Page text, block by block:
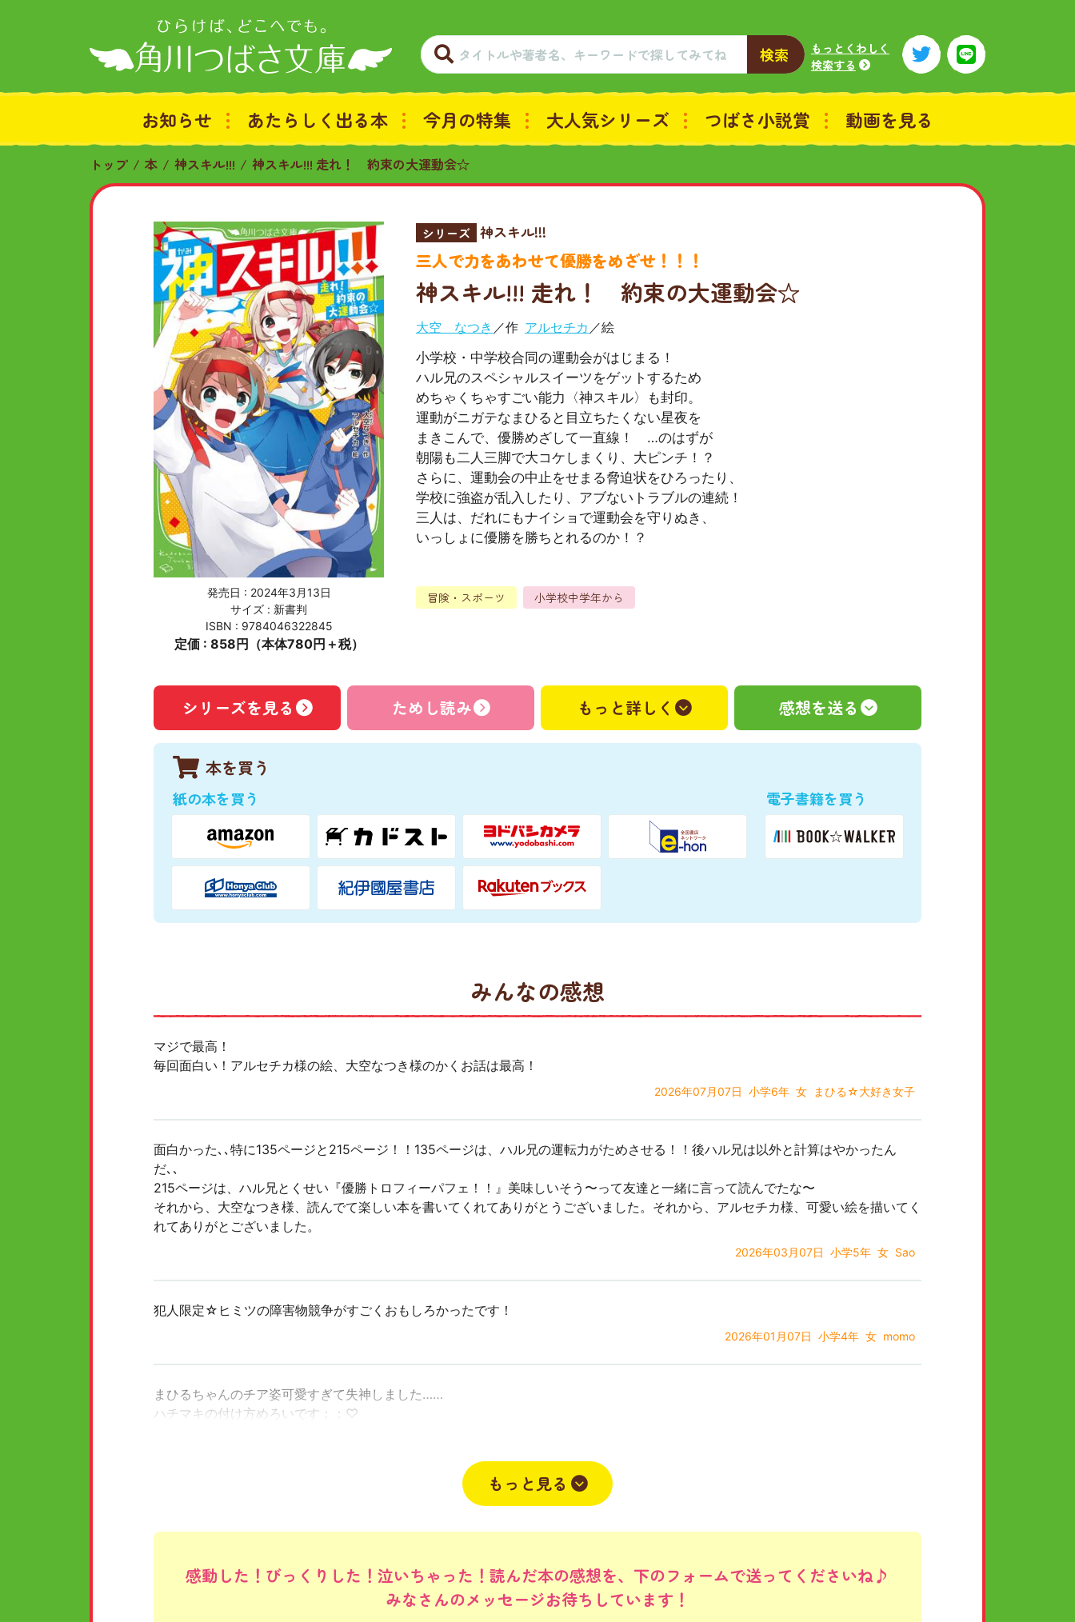
検索
もっとくわしく
検索する
お知らせ あたらしく出る本 今月の特集 大人気シリーズ つばさ小説賞 動画を見る
トップ 本 神スキル!!! 神スキル!!! 走れ！ 約束の大運動会☆
シリーズ 神スキル!!!
三人で力をあわせて優勝をめざせ！！！
神スキル!!! 走れ！ 約束の大運動会☆
大空 なつき ／作 アルセチカ ／絵
発売日 : 2024年3月13日
サイズ : 新書判
ISBN : 9784046322845
定価 : 858円（本体780円＋税）
小学校・中学校合同の運動会がはじまる！
ハル兄のスペシャルスイーツをゲットするため
めちゃくちゃすごい能力〈神スキル〉も封印。
運動がニガテなまひると目立ちたくない星夜を
まきこんで、優勝めざして一直線！ …のはずが
朝陽も二人三脚で大コケしまくり、大ピンチ！？
さらに、運動会の中止をせまる脅迫状をひろったり、
学校に強盗が乱入したり、アブないトラブルの連続！
三人は、だれにもナイショで運動会を守りぬき、
いっしょに優勝を勝ちとれるのか！？
冒険・スポーツ 小学校中学年から
シリーズを見る ためし読み もっと詳しく 感想を送る
本を買う
紙の本を買う 電子書籍を買う
みんなの感想
マジで最高！
毎回面白い！アルセチカ様の絵、大空なつき様のかくお話は最高！
2026年07月07日 小学6年 女 まひる☆大好き女子
面白かった､､特に135ページと215ページ！！135ページは、ハル兄の運転力がためさせる！！後ハル兄は以外と計算はやかったん
だ､､
215ページは、ハル兄とくせい『優勝トロフィーパフェ！！』美味しいそう〜って友達と一緒に言って読んでたな〜
それから、大空なつき様、読んでて楽しい本を書いてくれてありがとうございました。それから、アルセチカ様、可愛い絵を描いてく
れてありがとございました。
2026年03月07日 小学5年 女 Sao
犯人限定☆ヒミツの障害物競争がすごくおもしろかったです！
2026年01月07日 小学4年 女 momo
まひるちゃんのチア姿可愛すぎて失神しました……
ハチマキの付け方めろいです；；♡
星夜くんと朝陽くんのとあるシーンがイケメンすぎてとてもかっこよかったです♡
もっと見る
感動した！びっくりした！泣いちゃった！読んだ本の感想を、下のフォームで送ってくださいね♪
みなさんのメッセージお待ちしています！